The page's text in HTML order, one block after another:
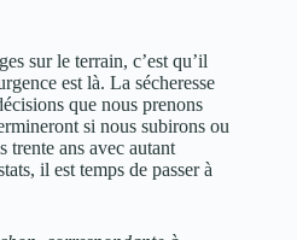
sur le terrain, c’est qu’il
est là. La sécheresse
que nous prenons
si nous subirons ou
trente ans avec autant
il est temps de passer à